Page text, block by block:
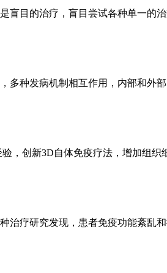
盲目的治疗，盲目尝试各种单一的
多种发病机制相互作用，内部和外
，创新3D自体免疫疗法，增加组
治疗研究发现，患者免疫功能紊乱